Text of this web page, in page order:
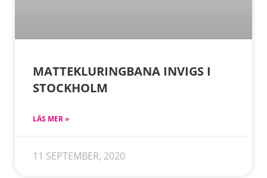
MATTEKLURINGBANA INVIGS I
STOCKHOLM
LÄS MER »
11 SEPTEMBER, 2020